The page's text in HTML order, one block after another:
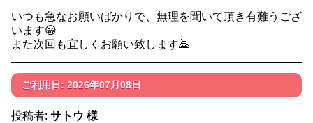
いつも急なお願いばかりで、無理を聞いて頂き有難うござ
います😀
また次回も宜しくお願い致します🙇
ご利用日: 2026年07月08日
投稿者: サトウ 様